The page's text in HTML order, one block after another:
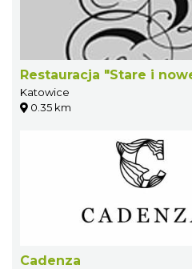
Restauracja "Stare i
Katowice
0.35 km
Cadenza